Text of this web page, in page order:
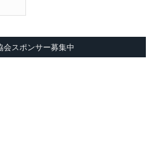
会スポンサー募集中